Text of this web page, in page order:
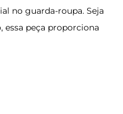
no guarda-roupa. Seja
essa peça proporciona